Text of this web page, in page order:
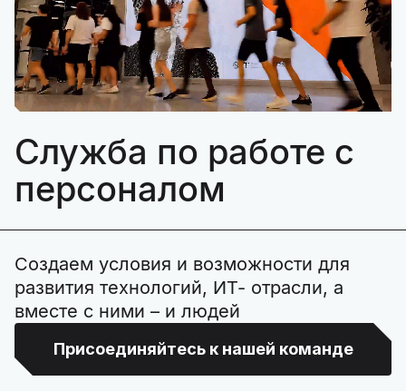
Служба по работе с
персоналом
Создаем условия и возможности для
развития технологий, ИТ- отрасли, а
вместе с ними – и людей
Присоединяйтесь к нашей команде